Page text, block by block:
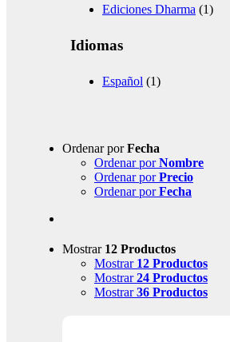
Ediciones Dharma (1)
Idiomas
Español (1)
Ordenar porFecha
Ordenar porNombre
Ordenar porPrecio
Ordenar porFecha
Mostrar 12 Productos
Mostrar 12 Productos
Mostrar24 Productos
Mostrar36 Productos